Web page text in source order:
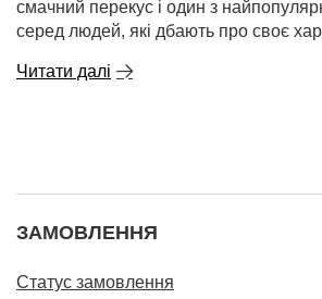
смачний перекус і один з
серед людей, які дбають про своє
Читати далі
ЗАМОВЛЕННЯ
Статус замовлення